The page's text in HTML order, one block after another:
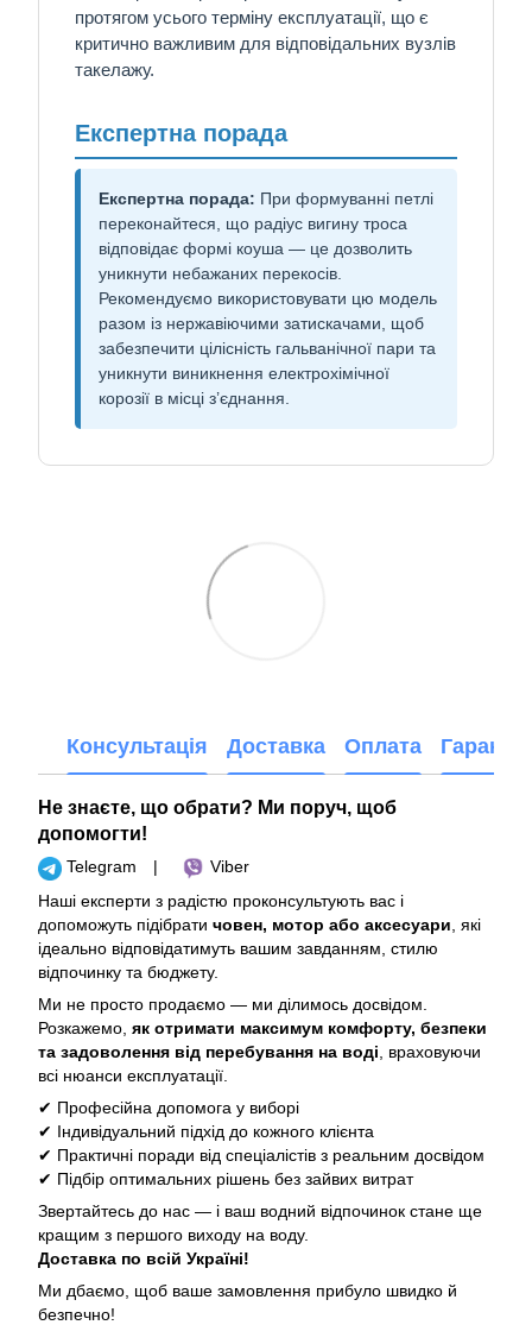
протягом усього терміну експлуатації, що є
критично важливим для відповідальних вузлів
такелажу.
Експертна порада
Експертна порада: При формуванні петлі
переконайтеся, що радіус вигину троса
відповідає формі коуша — це дозволить
уникнути небажаних перекосів.
Рекомендуємо використовувати цю модель
разом із нержавіючими затискачами, щоб
забезпечити цілісність гальванічної пари та
уникнути виникнення електрохімічної
корозії в місці з’єднання.
Консультація Доставка Оплата Гарантія
Не знаєте, що обрати? Ми поруч, щоб
допомогти!
Telegram |
Viber
Наші експерти з радістю проконсультують вас і
допоможуть підібрати човен, мотор або аксесуари , які
ідеально відповідатимуть вашим завданням, стилю
відпочинку та бюджету.
Ми не просто продаємо — ми ділимось досвідом.
Розкажемо, як отримати максимум комфорту, безпеки
та задоволення від перебування на воді , враховуючи
всі нюанси експлуатації.
✔ Професійна допомога у виборі
✔ Індивідуальний підхід до кожного клієнта
✔ Практичні поради від спеціалістів з реальним досвідом
✔ Підбір оптимальних рішень без зайвих витрат
Звертайтесь до нас — і ваш водний відпочинок стане ще
кращим з першого виходу на воду.
Доставка по всій Україні!
Ми дбаємо, щоб ваше замовлення прибуло швидко й
безпечно!